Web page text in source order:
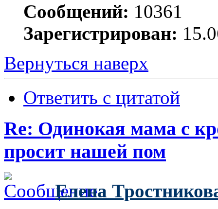
Сообщений: 10361
Зарегистрирован:
Вернуться наверх
Ответить с цитатой
Re: Одинокая мама с
просит нашей пом
Елена